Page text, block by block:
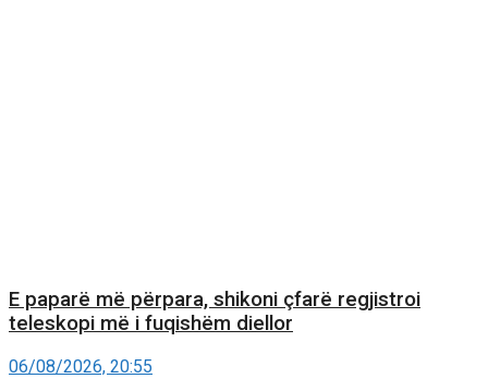
E paparë më përpara, shikoni çfarë regjistroi
teleskopi më i fuqishëm diellor
06/08/2026, 20:55